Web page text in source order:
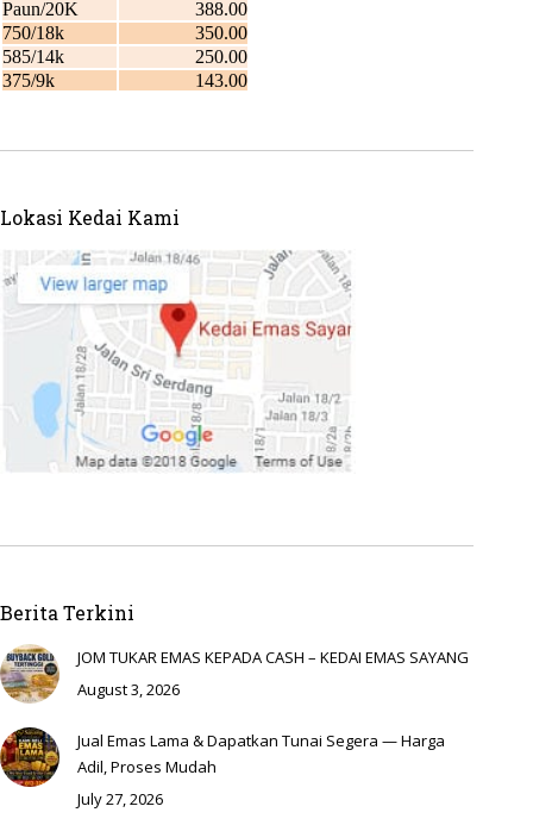
Lokasi Kedai Kami
Berita Terkini
JOM TUKAR EMAS KEPADA CASH – KEDAI EMAS SAYANG
August 3, 2026
Jual Emas Lama & Dapatkan Tunai Segera — Harga
Adil, Proses Mudah
July 27, 2026